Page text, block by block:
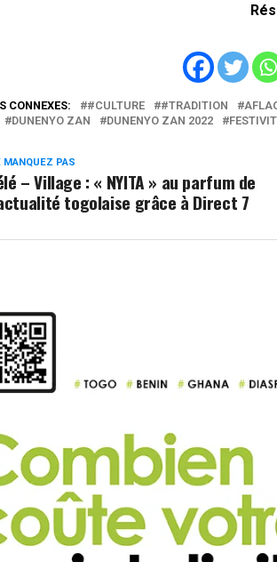
CONNEXES: #CULTURE #TRADITION
DUNENYO ZAN DUNENYO ZAN 2022
MANQUEZ PAS
– Village : « NYITA » au parfum de
togolaise grâce à Direct 7